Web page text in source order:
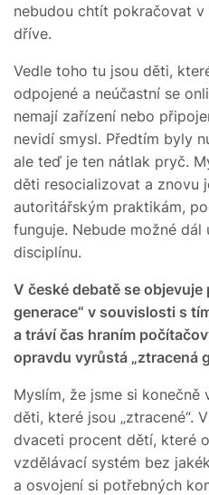
nebudou chtít pokračovat
dříve.
Vedle toho tu jsou děti,
odpojené a neúčastní se
nemají zařízení nebo
nevidí smysl. Předtím byly
ale teď je ten nátlak pryč.
děti resocializovat a znovu
autoritářským praktikám,
funguje. Nebude možné
disciplínu.
V české debatě se objevuje
generace“ v souvislosti s
a tráví čas hraním
opravdu vyrůstá „ztracená
Myslím, že jsme si konečně
děti, které jsou „ztracené“.
dvaceti procent dětí, které
vzdělávací systém bez
a osvojení si potřebných